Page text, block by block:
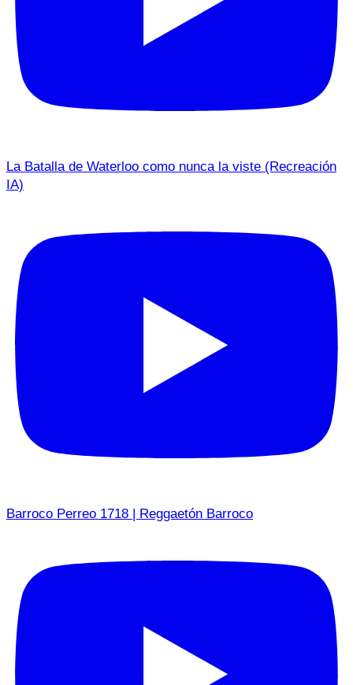
La Batalla de Waterloo como nunca la viste (Recreación
IA)
Barroco Perreo 1718 | Reggaetón Barroco